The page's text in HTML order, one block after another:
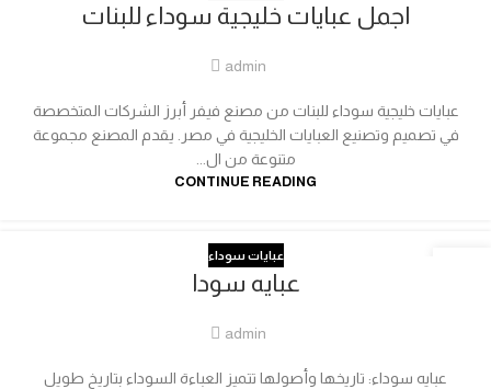
اجمل عبايات خليجية سوداء للبنات
admin
عبايات خليجية سوداء للبنات من مصنع فيفر أبرز الشركات المتخصصة
في تصميم وتصنيع العبايات الخليجية في مصر. يقدم المصنع مجموعة
متنوعة من ال...
CONTINUE READING
عبايات سوداء
عبايه سودا
admin
عبايه سوداء: تاريخها وأصولها تتميز العباءة السوداء بتاريخ طويل